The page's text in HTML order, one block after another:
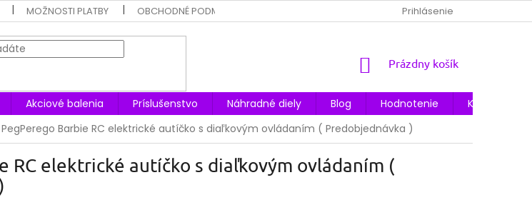
MOŽNOSTI PLATBY OBCHODNÉ PODMIENKY OCHRANA OSOBNÝCH ÚDAJOV ODSTÚPENIE OD
Prihlásenie
NÁKUPNÝ
Prázdny košík
Akciové balenia Príslušenstvo Náhradné diely Blog Hodnotenie
Kontakty
PegPerego Barbie RC elektrické autíčko s diaľkovým ovládaním ( Predobjednávka )
RC elektrické autíčko s diaľkovým ovládaním (